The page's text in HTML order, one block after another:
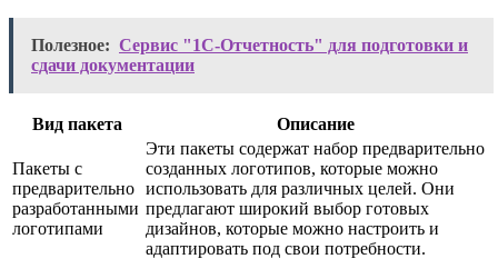
Полезное: Сервис "1С-Отчетность" для подготовки и
сдачи документации
Вид пакета Описание
Пакеты с
предварительно
разработанными
логотипами
Эти пакеты содержат набор предварительно
созданных логотипов, которые можно
использовать для различных целей. Они
предлагают широкий выбор готовых
дизайнов, которые можно настроить и
адаптировать под свои потребности.